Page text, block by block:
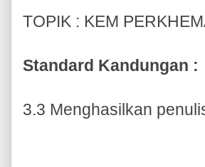
TOPIK : KEM
Standard Kandungan :
3.3 Menghasilkan